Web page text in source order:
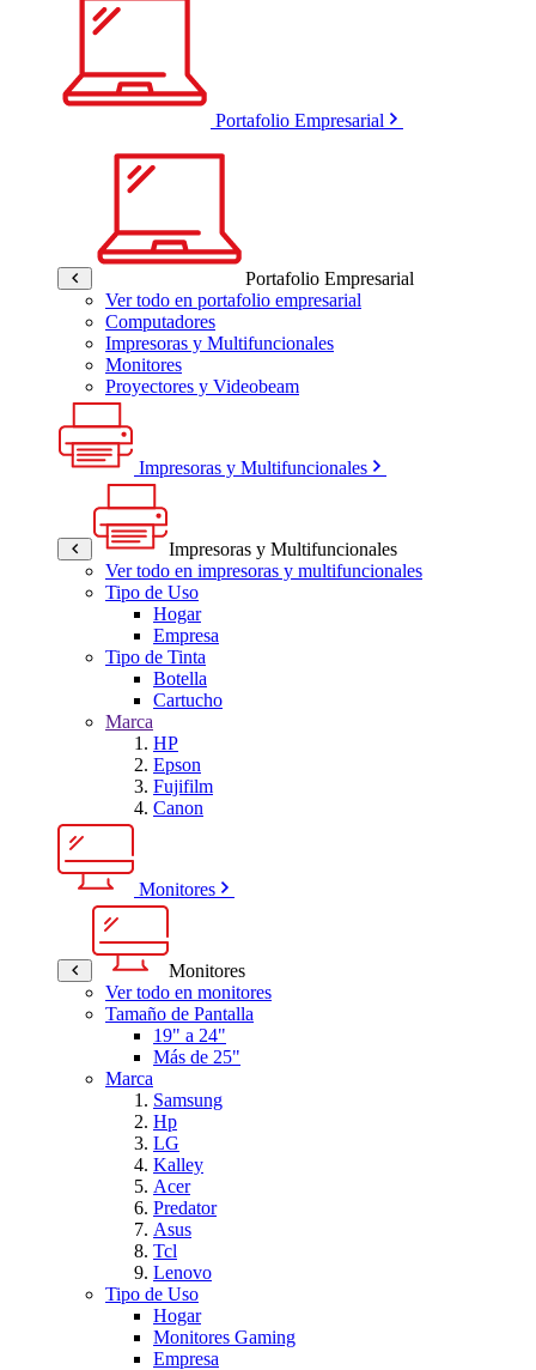
Portafolio Empresarial
Portafolio Empresarial
Ver todo en portafolio empresarial
Computadores
Impresoras y Multifuncionales
Monitores
Proyectores y Videobeam
Impresoras y Multifuncionales
Impresoras y Multifuncionales
Ver todo en impresoras y multifuncionales
Tipo de Uso
Hogar
Empresa
Tipo de Tinta
Botella
Cartucho
Marca
HP
Epson
Fujifilm
Canon
Monitores
Monitores
Ver todo en monitores
Tamaño de Pantalla
19" a 24"
Más de 25"
Marca
Samsung
Hp
LG
Kalley
Acer
Predator
Asus
Tcl
Lenovo
Tipo de Uso
Hogar
Monitores Gaming
Empresa